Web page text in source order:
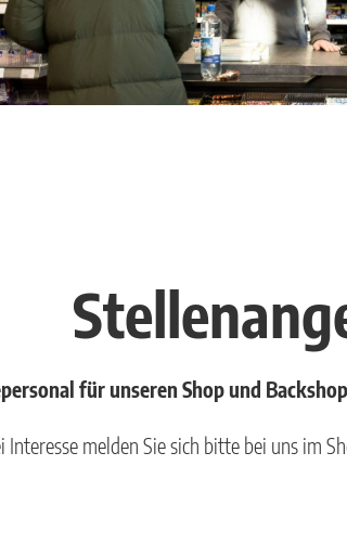
für unseren Shop und
Interesse melden Sie sich bitte bei uns im